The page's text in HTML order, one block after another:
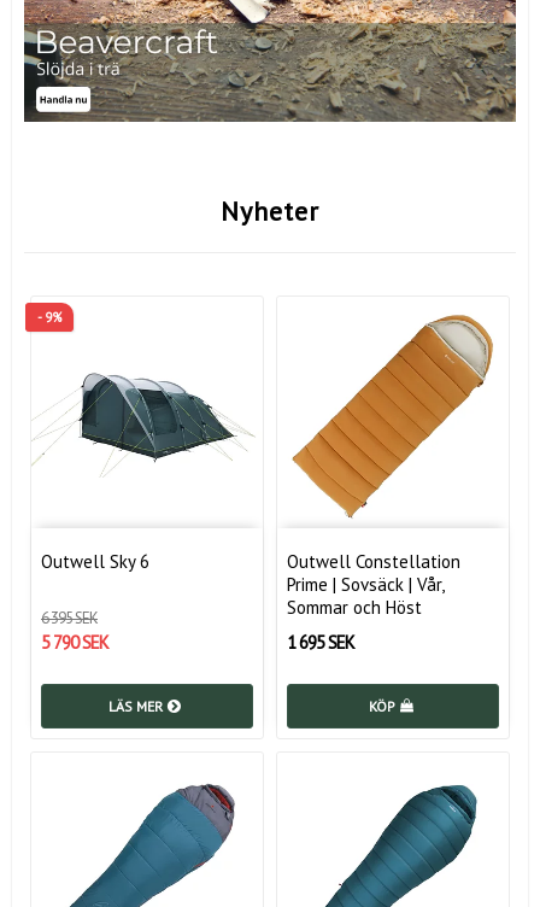
Nyheter
- 9%
Outwell Sky 6
6 395 SEK
5 790 SEK
LÄS MER
Outwell Constellation
Prime | Sovsäck | Vår,
Sommar och Höst
1 695 SEK
KÖP